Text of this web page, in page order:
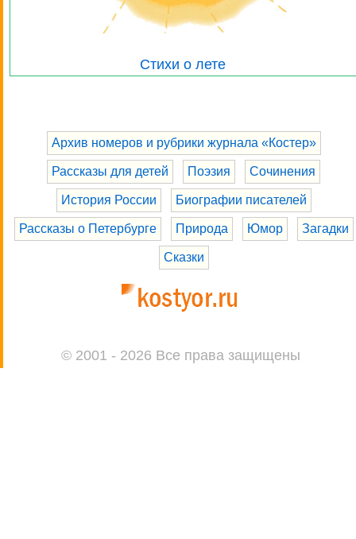
Стихи о лете
Архив номеров и рубрики журнала «Костер»
Рассказы для детей Поэзия Сочинения
История России Биографии писателей
Рассказы о Петербурге Природа Юмор Загадки
Сказки
© 2001 - 2026 Все права защищены